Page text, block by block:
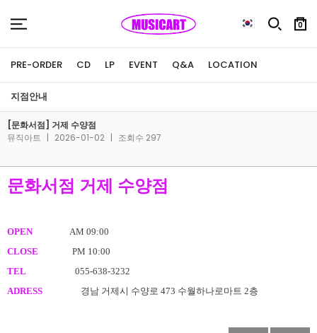
0
PRE-ORDER CD LP EVENT Q&A LOCATION
지점안내
[문화서점] 거제 수양점
뮤직아트 | 2026-01-02 | 조회수 297
문화서점 거제 수양점
OPEN
AM 09:00
CLOSE
PM 10:00
TEL
055-638-3232
ADRESS
경남 거제시 수양로 473 수월하나로마트 2층